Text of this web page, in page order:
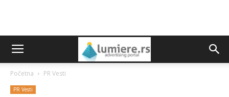
Početna PR Vesti
PR Vesti